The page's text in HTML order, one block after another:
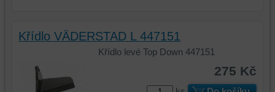
Křídlo VÄDERSTAD L 447151
Křídlo levé Top Down 447151
275 Kč
třetích
widgety
atd.